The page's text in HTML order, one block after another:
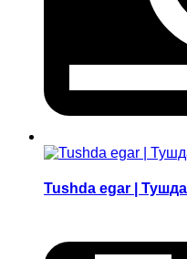
Tushda egar |